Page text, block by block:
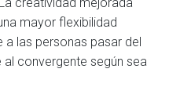
mayor flexibilidad
a las personas pasar del
convergente según sea